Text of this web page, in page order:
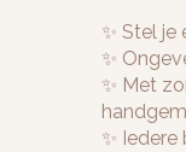
✨ Stel je
✨
✨ Met
✨